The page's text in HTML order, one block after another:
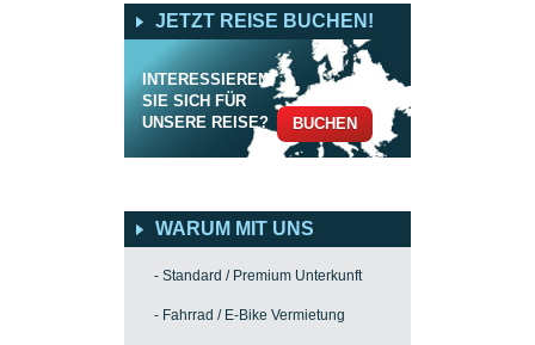
JETZT REISE BUCHEN!
INTERESSIEREN
SIE SICH FÜR
UNSERE REISE?
BUCHEN
WARUM MIT UNS
- Standard / Premium Unterkunft
- Fahrrad / E-Bike Vermietung